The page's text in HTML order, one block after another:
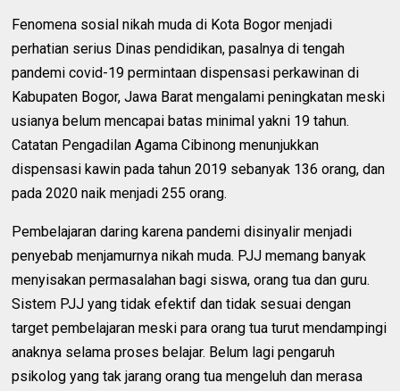
Fenomena sosial nikah muda di Kota Bogor menjadi
perhatian serius Dinas pendidikan, pasalnya di tengah
pandemi covid-19 permintaan dispensasi perkawinan di
Kabupaten Bogor, Jawa Barat mengalami peningkatan meski
usianya belum mencapai batas minimal yakni 19 tahun.
Catatan Pengadilan Agama Cibinong menunjukkan
dispensasi kawin pada tahun 2019 sebanyak 136 orang, dan
pada 2020 naik menjadi 255 orang.
Pembelajaran daring karena pandemi disinyalir menjadi
penyebab menjamurnya nikah muda. PJJ memang banyak
menyisakan permasalahan bagi siswa, orang tua dan guru.
Sistem PJJ yang tidak efektif dan tidak sesuai dengan
target pembelajaran meski para orang tua turut mendampingi
anaknya selama proses belajar. Belum lagi pengaruh
psikolog yang tak jarang orang tua mengeluh dan merasa